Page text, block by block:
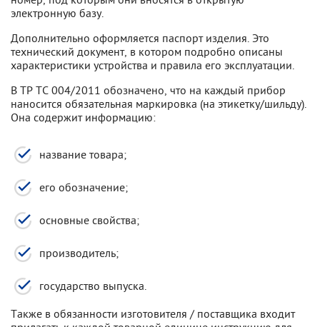
электронную базу.
Дополнительно оформляется паспорт изделия. Это
технический документ, в котором подробно описаны
характеристики устройства и правила его эксплуатации.
В ТР ТС 004/2011 обозначено, что на каждый прибор
наносится обязательная маркировка (на этикетку/шильду).
Она содержит информацию:
название товара;
его обозначение;
основные свойства;
производитель;
государство выпуска.
Также в обязанности изготовителя / поставщика входит